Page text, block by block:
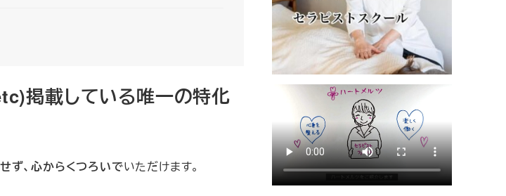
掲載している唯一の特化
ず、心からくつろいでいただけます。